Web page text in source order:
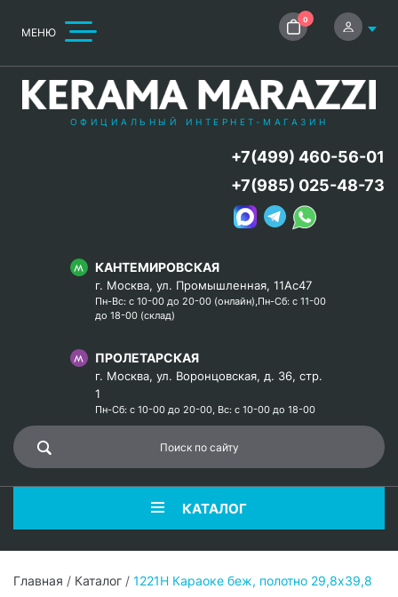
МЕНЮ
0
ОФИЦИАЛЬНЫЙ ИНТЕРНЕТ-МАГАЗИН
КАНТЕМИРОВСКАЯ
г. Москва, ул. Промышленная, 11Ас47
Пн-Вс: с 10-00 до 20-00 (онлайн),Пн-Сб: с 11-00
до 18-00 (склад)
ПРОЛЕТАРСКАЯ
г. Москва, ул. Воронцовская, д. 36, стр.
1
Пн-Сб: с 10-00 до 20-00, Вс: с 10-00 до 18-00
+7(499) 460-56-01
+7(985) 025-48-73
КАТАЛОГ
Главная / Каталог / 1221H Караоке беж, полотно 29,8х39,8